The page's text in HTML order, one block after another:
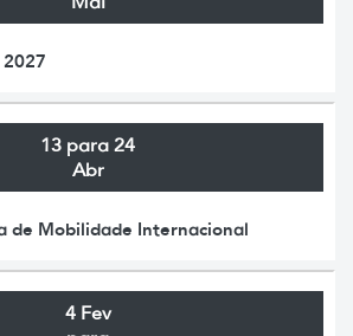
13 para 24
Abr
de Mobilidade Internacional
4 Fev